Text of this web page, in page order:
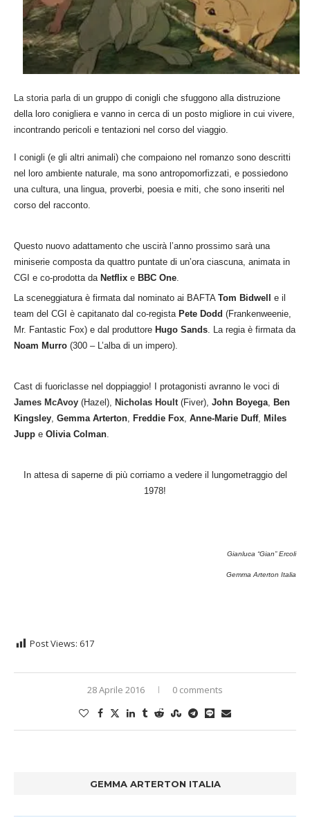
La storia parla di un gruppo di conigli che sfuggono alla distruzione
della loro conigliera e vanno in cerca di un posto migliore in cui vivere,
incontrando pericoli e tentazioni nel corso del viaggio.
I conigli (e gli altri animali) che compaiono nel romanzo sono descritti
nel loro ambiente naturale, ma sono antropomorfizzati, e possiedono
una cultura, una lingua, proverbi, poesia e miti, che sono inseriti nel
corso del racconto.
Questo nuovo adattamento che uscirà l’anno prossimo sarà una
miniserie composta da quattro puntate di un’ora ciascuna, animata in
CGI e co-prodotta da Netflix e BBC One
La sceneggiatura è firmata dal nominato ai BAFTA Tom Bidwell
e il
team del CGI è capitanato dal co-regista Pete Dodd (Frankenweenie,
Mr. Fantastic Fox) e dal produttore Hugo Sands. La regia è firmata da
Noam Murro (300 – L’alba di un impero).
Cast di fuoriclasse nel doppiaggio! I protagonisti avranno le voci di
James McAvoy (Hazel), Nicholas Hoult(Fiver), John Boyega, Ben
Kingsley, Gemma Arterton, Freddie Fox, Anne-Marie Duff, Miles
Jupp e Olivia Colman.
In attesa di saperne di più corriamo a vedere il lungometraggio del
1978!
Gianluca “Gian” Ercoli
Gemma Arterton Italia
Post Views: 617
28 Aprile 2016 0 comments
GEMMA ARTERTON ITALIA